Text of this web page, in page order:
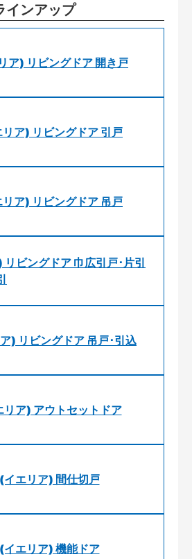
インアップ
ア) リビングドア 開き戸
ア) リビングドア 引戸
ア) リビングドア 吊戸
ビングドア 巾広引戸･片引
) リビングドア 吊戸･引込
ア) アウトセットドア
エリア) 間仕切戸
エリア) 機能ドア